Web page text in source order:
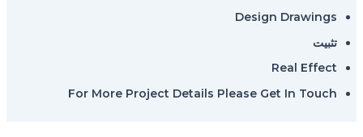
Design Drawings
تثبيت
Real Effect
For More Project Details Please Get In Touch